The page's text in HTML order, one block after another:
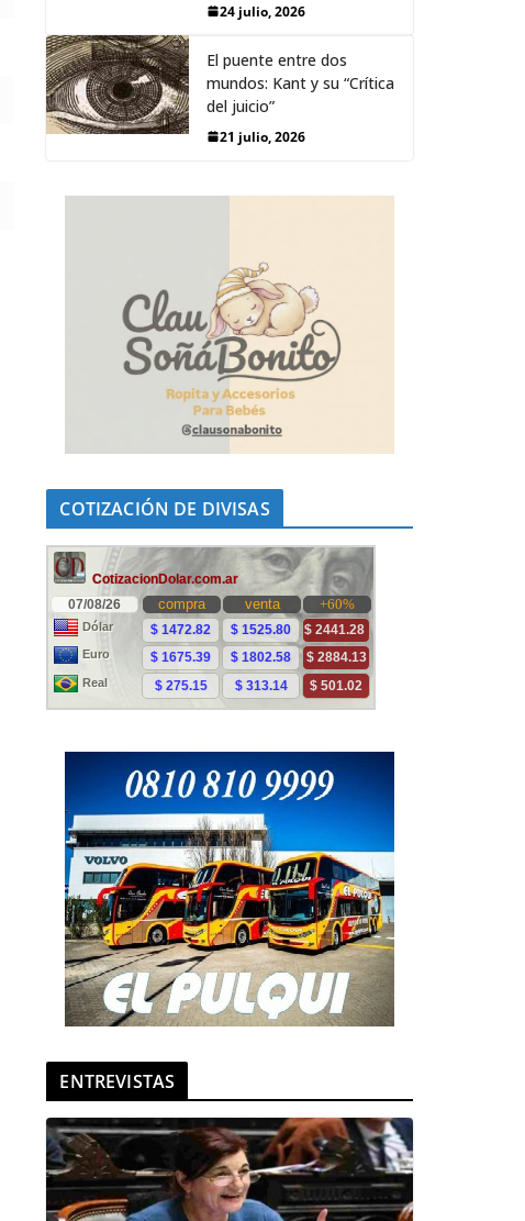
24 julio, 2026
El puente entre dos
mundos: Kant y su “Crítica
del juicio”
21 julio, 2026
COTIZACIÓN DE DIVISAS
ENTREVISTAS